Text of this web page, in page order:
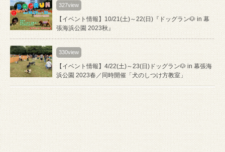
327view
【イベント情報】10/21(土)～22(日)『ドッグラン🐶 in 幕
張海浜公園 2023秋』
330view
【イベント情報】4/22(土)～23(日)ドッグラン🐶 in 幕張海
浜公園 2023春／同時開催「犬のしつけ方教室」